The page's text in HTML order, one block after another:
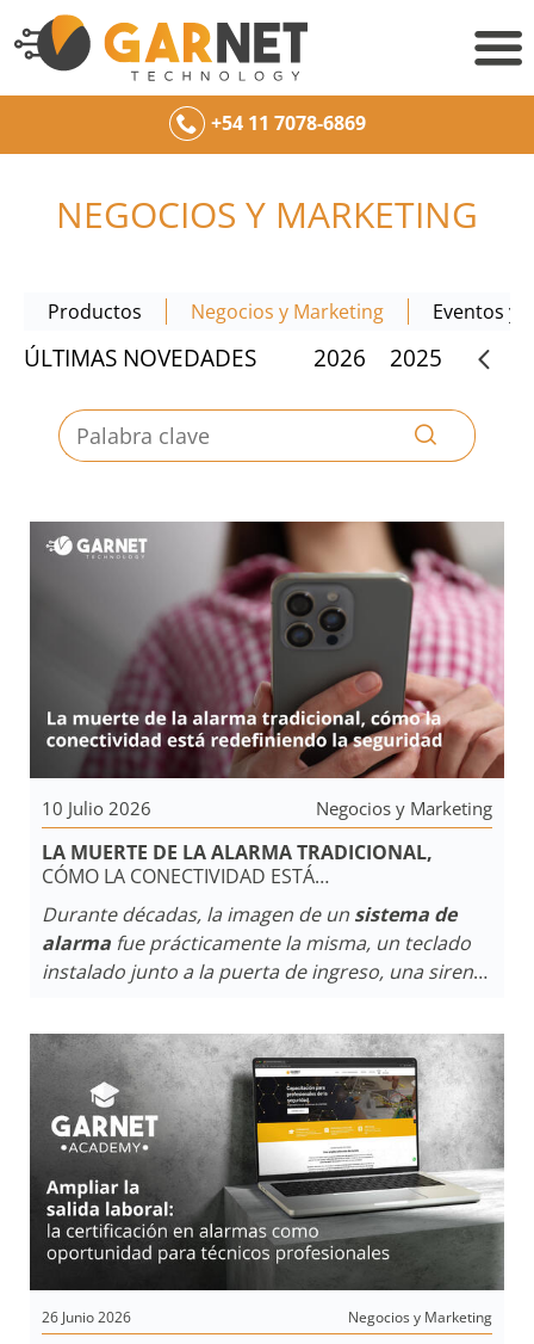
+54 11 7078-6869
NEGOCIOS Y MARKETING
Productos Negocios y Marketing Eventos y
ÚLTIMAS NOVEDADES
2020 2019 2018 2017 2026 2025 2024
10 Julio 2026 Negocios y Marketing
LA MUERTE DE LA ALARMA TRADICIONAL,
CÓMO LA CONECTIVIDAD ESTÁ
REDEFINIENDO LA SEGURIDAD
Durante décadas, la imagen de un sistema de
alarma fue prácticamente la misma, un teclado
instalado junto a la puerta de ingreso, una sirena,
central de monitoreo.Para millones de usuarios,
la
seguridad electrónicaestuvo asociada a esa
experiencia durante más de treinta años.
26 Junio 2026 Negocios y Marketing